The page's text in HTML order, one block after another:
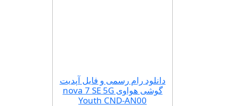
دانلود رام رسمی و فایل آپدیت
گوشی هواوی nova 7 SE 5G
Youth CND-AN00